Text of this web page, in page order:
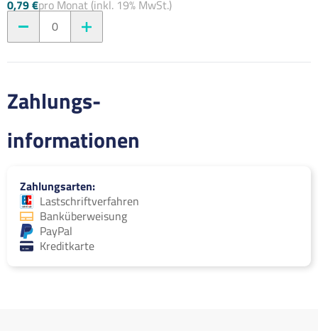
0,79 €pro Monat (inkl. 19% MwSt.)
0
Zahlungs-
informationen
Zahlungsarten
Lastschriftverfahren
Banküberweisung
PayPal
Kreditkarte